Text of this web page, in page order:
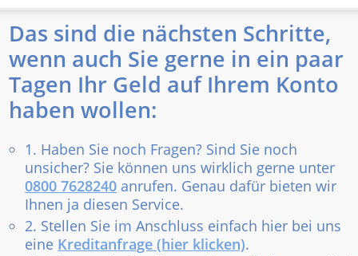
Das sind die nächsten Schritte,
wenn auch Sie gerne in ein paar
Tagen Ihr Geld auf Ihrem Konto
haben wollen:
1. Haben Sie noch Fragen? Sind Sie noch
unsicher? Sie können uns wirklich gerne unter
0800 7628240 anrufen. Genau dafür bieten wir
Ihnen ja diesen Service.
2. Stellen Sie im Anschluss einfach hier bei uns
eine Kreditanfrage (hier klicken).